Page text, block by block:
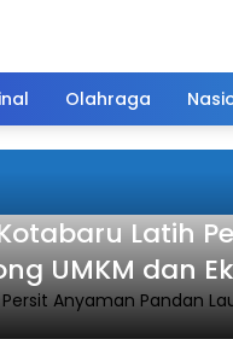
Olahraga
Latih
UMKM dan